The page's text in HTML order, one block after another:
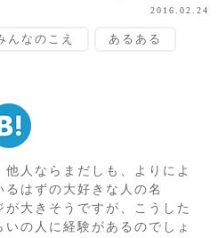
2016.02.24
んなのこえ あるある
人ならまだしも、よりによ
はずの大好きな人の名
大きそうですが、こうした
の人に経験があるのでしょ